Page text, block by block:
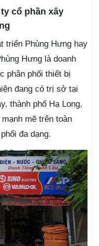
cổ phần xây
triển Phùng Hưng hay
Hưng là doanh
phân phối thiết bị
đang có trị sở tại
thành phố Hạ Long,
mẽ trên toàn
đa dạng.